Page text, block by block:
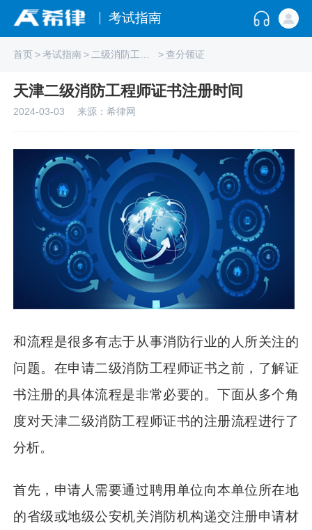
考试指南
首页>考试指南> > 查分领证
天津二级消防工程师证书注册时间
2024-03-03 来源：希律网
和流程是很多有志于从事消防行业的人所关注的
问题。在申请二级消防工程师证书之前，了解证
书注册的具体流程是非常必要的。下面从多个角
度对天津二级消防工程师证书的注册流程进行了
分析。
首先，申请人需要通过聘用单位向本单位所在地
的省级或地级公安机关消防机构递交注册申请材